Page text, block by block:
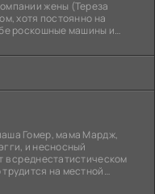
жены (Тереза
хотя постоянно на
роскошные машины и
Гомер, мама Мардж,
и несносный
в среднестатистическом
на местной